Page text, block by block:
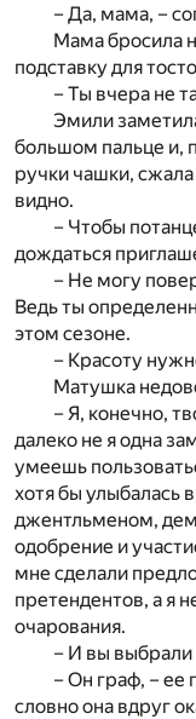
– Да, мама, –
Мама бросила
подставку для
– Ты вчера не
Эмили
большом пальце и,
ручки чашки, сжала
видно.
– Чтобы
дождаться
– Не могу
Ведь ты
этом сезоне.
– Красоту
Матушка
– Я, конечно,
далеко не я одна
умеешь
хотя бы улыбалась
джентльменом,
одобрение и
мне сделали
претендентов, а я
очарования.
– И вы выбрали
– Он граф, – ее
словно она вдруг